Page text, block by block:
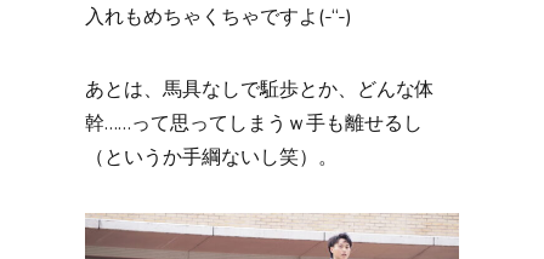
入れもめちゃくちゃですよ(-“-)
あとは、馬具なしで駈歩とか、どんな体
幹……って思ってしまうｗ手も離せるし
（というか手綱ないし笑）。